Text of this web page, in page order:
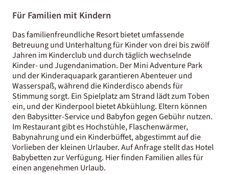
Für Familien mit Kindern
Das familienfreundliche Resort bietet umfassende
Betreuung und Unterhaltung für Kinder von drei bis zwölf
Jahren im Kinderclub und durch täglich wechselnde
Kinder- und Jugendanimation. Der Mini Adventure Park
und der Kinderaquapark garantieren Abenteuer und
Wasserspaß, während die Kinderdisco abends für
Stimmung sorgt. Ein Spielplatz am Strand lädt zum Toben
ein, und der Kinderpool bietet Abkühlung. Eltern können
den Babysitter-Service und Babyfon gegen Gebühr nutzen.
Im Restaurant gibt es Hochstühle, Flaschenwärmer,
Babynahrung und ein Kinderbüffet, abgestimmt auf die
Vorlieben der kleinen Urlauber. Auf Anfrage stellt das Hotel
Babybetten zur Verfügung. Hier finden Familien alles für
einen angenehmen Urlaub.